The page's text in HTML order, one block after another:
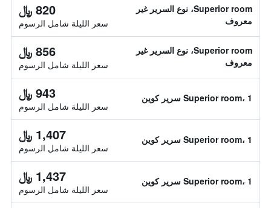
Superior room، نوع السرير غير
معروف
820 ﷼
سعر الليلة شامل الرسوم
Superior room، نوع السرير غير
معروف
856 ﷼
سعر الليلة شامل الرسوم
Superior room، 1 سرير كوين 943 ﷼
سعر الليلة شامل الرسوم
Superior room، 1 سرير كوين 1,407 ﷼
سعر الليلة شامل الرسوم
Superior room، 1 سرير كوين 1,437 ﷼
سعر الليلة شامل الرسوم